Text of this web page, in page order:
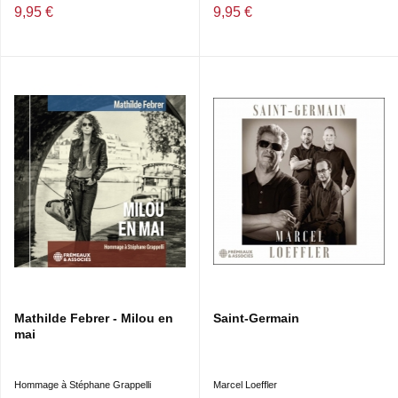
ESPERANZA
(Samson Schmitt)
2. Ezperanza3’00
(Yannis Constans)
3. Casse-noisette3’47
(Samson Schmitt)
5.
9,95 € 9,95 €
Mathilde Febrer - Milou en
mai
Hommage à Stéphane Grappelli
Saint-Germain
Marcel Loeffler